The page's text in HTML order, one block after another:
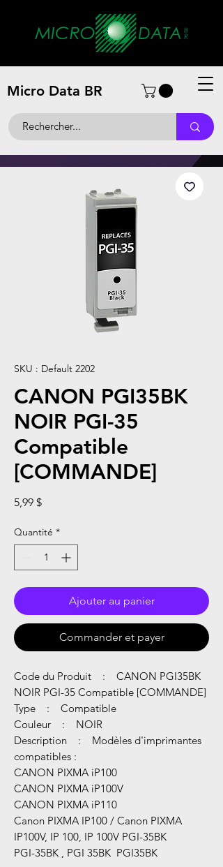
Micro Data BR
SKU : Default 2202
CANON PGI35BK
NOIR PGI-35
Compatible
[COMMANDE]
5,99 $Prix
Quantité *
Ajouter au panier
Commander et payer
Code du Produit : CANON PGI35BK
NOIR PGI-35 Compatible [COMMANDE]
Type : Compatible
Couleur : NOIR
Description : Modèles d'imprimantes
compatibles :
CANON PIXMA iP100
CANON PIXMA iP100V
CANON PIXMA iP110
Canon PIXMA IP100 / Canon PIXMA
IP100V, IP 100, IP 100V PGI-35BK
PGI-35BK , PGI 35BK PGI35BK